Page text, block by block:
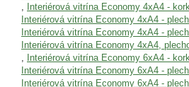
,
Interiérová vitrína Economy 4xA4 -
Interiérová vitrína Economy 4xA4 -
Interiérová vitrína Economy 4xA4 -
Interiérová vitrína Economy 4xA4,
,
Interiérová vitrína Economy 6xA4 -
Interiérová vitrína Economy 6xA4 -
Interiérová vitrína Economy 6xA4 -